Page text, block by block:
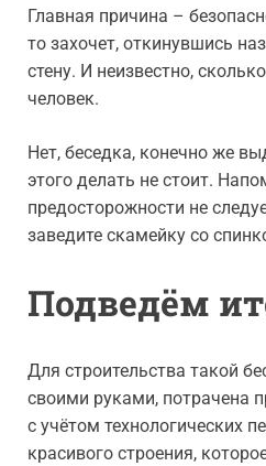
Главная причина –
то захочет, откинувшись
стену. И неизвестно,
человек.
Нет, беседка, конечно же
этого делать не стоит.
предосторожности не
заведите скамейку со
Подведём
Для строительства такой
своими руками, потрачена
с учётом технологических
красивого строения,